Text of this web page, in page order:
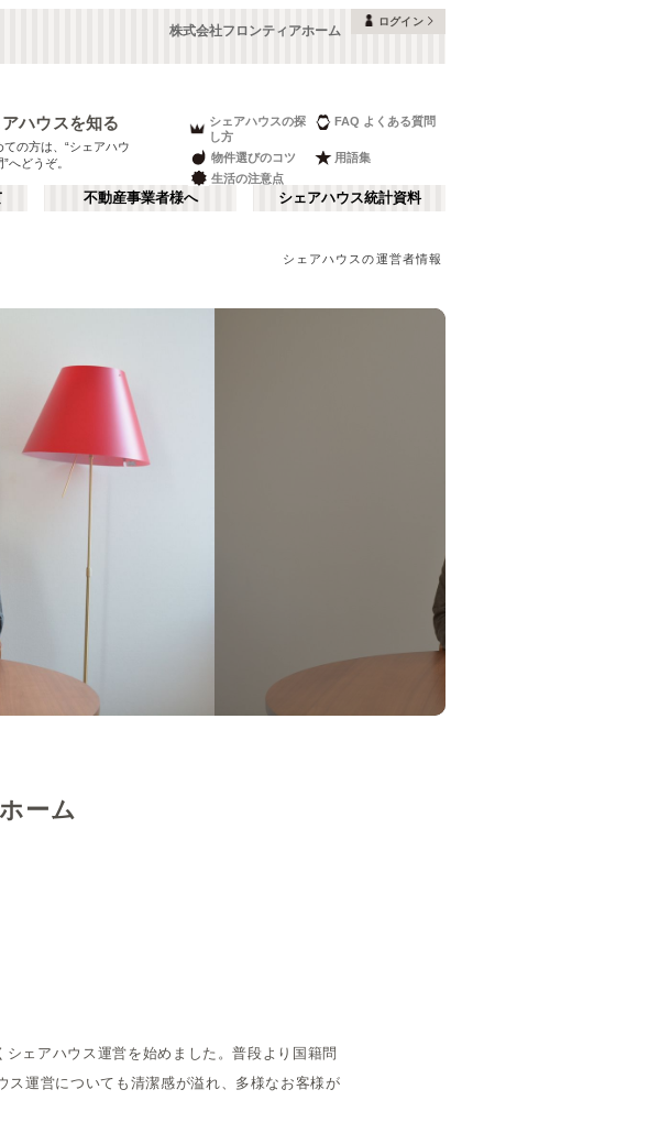
株式会社フロンティアホーム
ログイン
ハウスを知る
ての方は、“シェアハウ
へどうぞ。
シェアハウスの探
し方
FAQ よくある質問
物件選びのコツ
用語集
生活の注意点
不動産事業者様へ シェアハウス統計資料
シェアハウスの運営者情報
ーム
ェアハウス運営を始めました。普段より国籍問
運営についても清潔感が溢れ、多様なお客様が